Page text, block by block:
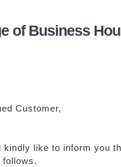
of Business
Customer,
kindly like to inform you
follows.